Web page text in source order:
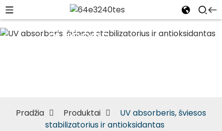
UV absorberis,
šviesos
antioksidantas
Pradžia Produktai
UV absorberis, šviesos
stabilizatorius ir antioksidantas